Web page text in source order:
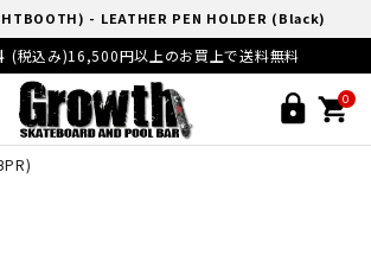
- LEATHER PEN HOLDER (Black)
(税込み)16,500円以上のお買上で送料無料
0